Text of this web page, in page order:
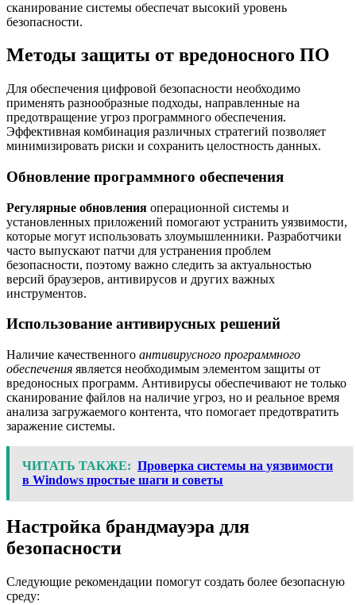
сканирование системы обеспечат высокий уровень
безопасности.
Методы защиты от вредоносного ПО
Для обеспечения цифровой безопасности необходимо
применять разнообразные подходы, направленные на
предотвращение угроз программного обеспечения.
Эффективная комбинация различных стратегий позволяет
минимизировать риски и сохранить целостность данных.
Обновление программного обеспечения
Регулярные обновления операционной системы и
установленных приложений помогают устранить уязвимости,
которые могут использовать злоумышленники. Разработчики
часто выпускают патчи для устранения проблем
безопасности, поэтому важно следить за актуальностью
версий браузеров, антивирусов и других важных
инструментов.
Использование антивирусных решений
Наличие качественного антивирусного программного
обеспечения является необходимым элементом защиты от
вредоносных программ. Антивирусы обеспечивают не только
сканирование файлов на наличие угроз, но и реальное время
анализа загружаемого контента, что помогает предотвратить
заражение системы.
ЧИТАТЬ ТАКЖЕ: Проверка системы на уязвимости
в Windows простые шаги и советы
Настройка брандмауэра для
безопасности
Следующие рекомендации помогут создать более безопасную
среду: